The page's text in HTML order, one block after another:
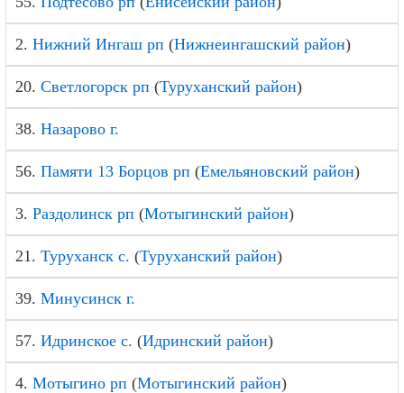
2. Нижний Ингаш рп (Нижнеингашский район)
20. Светлогорск рп (Туруханский район)
38. Назарово г.
56. Памяти 13 Борцов рп (Емельяновский район)
3. Раздолинск рп (Мотыгинский район)
21. Туруханск с. (Туруханский район)
39. Минусинск г.
57. Идринское с. (Идринский район)
4. Мотыгино рп (Мотыгинский район)